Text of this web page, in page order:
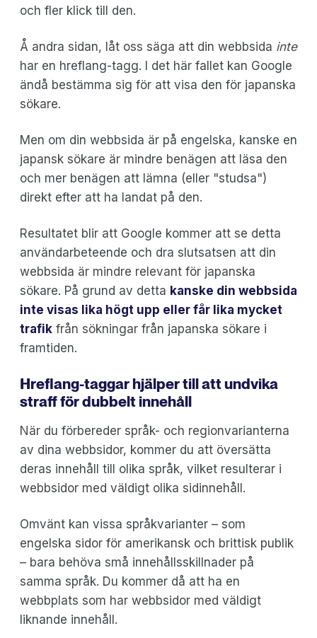
och fler klick till den.
Å andra sidan, låt oss säga att din webbsida inte
har en hreflang-tagg. I det här fallet kan Google
ändå bestämma sig för att visa den för japanska
sökare.
Men om din webbsida är på engelska, kanske en
japansk sökare är mindre benägen att läsa den
och mer benägen att lämna (eller "studsa")
direkt efter att ha landat på den.
Resultatet blir att Google kommer att se detta
användarbeteende och dra slutsatsen att din
webbsida är mindre relevant för japanska
sökare. På grund av detta kanske din webbsida
inte visas lika högt upp eller får lika mycket
trafik från sökningar från japanska sökare i
framtiden.
Hreflang-taggar hjälper till att undvika
straff för dubbelt innehåll
När du förbereder språk- och regionvarianterna
av dina webbsidor, kommer du att översätta
deras innehåll till olika språk, vilket resulterar i
webbsidor med väldigt olika sidinnehåll.
Omvänt kan vissa språkvarianter – som
engelska sidor för amerikansk och brittisk publik
– bara behöva små innehållsskillnader på
samma språk. Du kommer då att ha en
webbplats som har webbsidor med väldigt
liknande innehåll.